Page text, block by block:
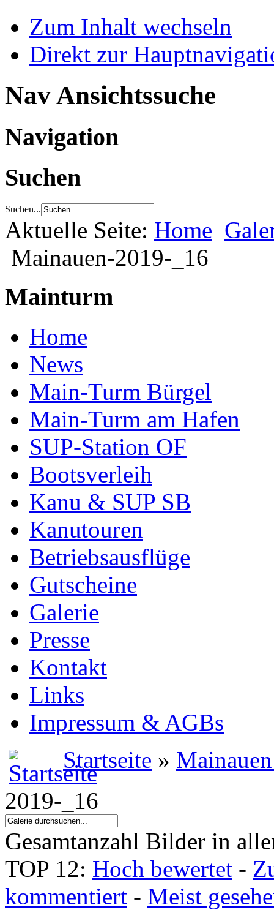
Zum Inhalt wechseln
Direkt zur
Nav Ansichtssuche
Navigation
Suchen
Suchen...
Aktuelle Seite: Home
Mainauen-2019-_16
Mainturm
Home
News
Main-Turm Bürgel
Main-Turm am Hafen
SUP-Station OF
Bootsverleih
Kanu & SUP SB
Kanutouren
Betriebsausflüge
Gutscheine
Galerie
Presse
Kontakt
Links
Impressum & AGBs
Startseite »
2019-_16
Gesamtanzahl Bilder in
TOP 12: Hoch bewertet -
kommentiert - Meist